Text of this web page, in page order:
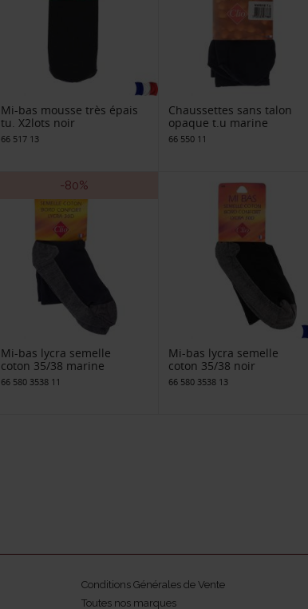
Mi-bas mousse très épais
tu. X2lots noir
66 517 13
Chaussettes sans talon
opaque t.u marine
66 550 11
-80%
Mi-bas lycra semelle
coton 35/38 marine
66 580 3538 11
Mi-bas lycra semelle
coton 35/38 noir
66 580 3538 13
Conditions Générales de Vente
Toutes nos marques